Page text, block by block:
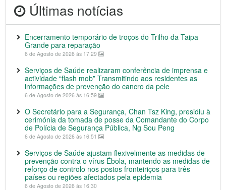
Últimas notícias
Encerramento temporário de troços do Trilho da Taipa
Grande para reparação
6 de Agosto de 2026 às 17:29
Serviços de Saúde realizaram conferência de imprensa e
actividade “flash mob” Transmitindo aos residentes as
informações de prevenção do cancro da pele
6 de Agosto de 2026 às 16:59
O Secretário para a Segurança, Chan Tsz King, presidiu à
cerimónia da tomada de posse da Comandante do Corpo
de Polícia de Segurança Pública, Ng Sou Peng
6 de Agosto de 2026 às 16:51
Serviços de Saúde ajustam flexivelmente as medidas de
prevenção contra o vírus Ébola, mantendo as medidas de
reforço de controlo nos postos fronteiriços para três
países ou regiões afectados pela epidemia
6 de Agosto de 2026 às 16:30